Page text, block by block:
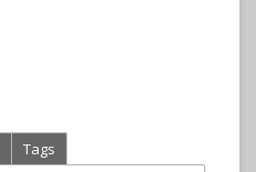
Tags